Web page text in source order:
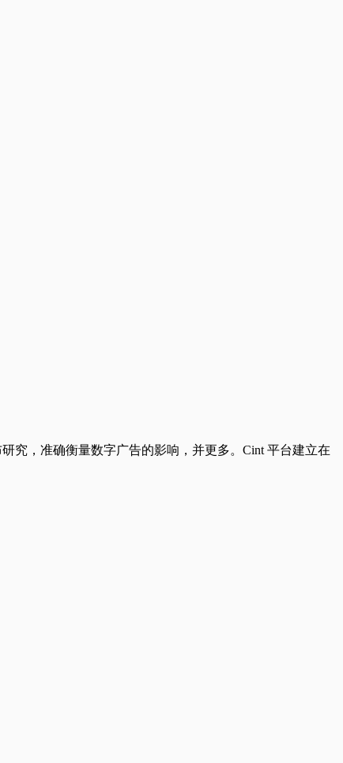
究，准确衡量数字广告的影响，并更多。Cint 平台建立在